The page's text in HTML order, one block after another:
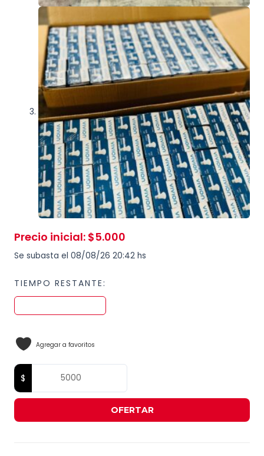
Precio inicial: $5.000
Se subasta el 08/08/26 20:42 hs
TIEMPO RESTANTE:
Agregar a favoritos
OFERTAR